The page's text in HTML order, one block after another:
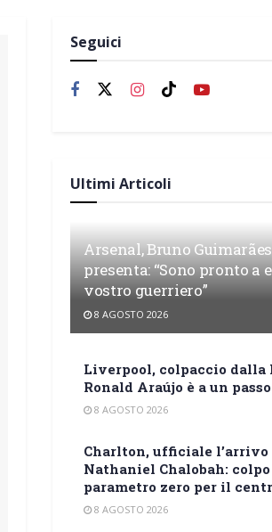
Seguici
Ultimi Articoli
Arsenal, Bruno
presenta: “Sono pronto a
vostro guerriero”
8 AGOSTO 2026
Liverpool, colpaccio dalla
Ronald Araújo è a un
8 AGOSTO 2026
Charlton, ufficiale l’arrivo
Nathaniel Chalobah: colpo
parametro zero per il
8 AGOSTO 2026